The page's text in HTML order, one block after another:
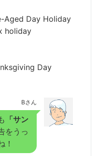
Aged Day Holiday
holiday
Day
Bさん
「サン
をうっ
！